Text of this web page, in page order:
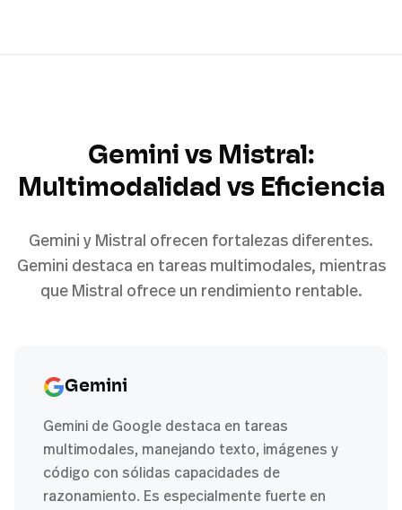
Gemini vs Mistral:
Multimodalidad vs Eficiencia
Gemini y Mistral ofrecen fortalezas diferentes.
Gemini destaca en tareas multimodales, mientras
que Mistral ofrece un rendimiento rentable.
Gemini
Gemini de Google destaca en tareas
multimodales, manejando texto, imágenes y
código con sólidas capacidades de
razonamiento. Es especialmente fuerte en